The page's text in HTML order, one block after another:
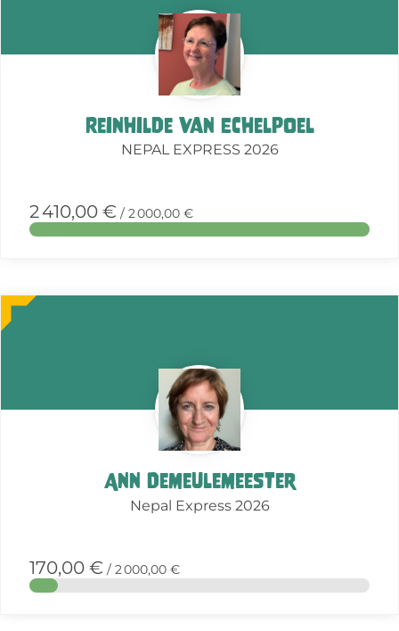
Reinhilde Van Echelpoel
NEPAL EXPRESS 2026
2 410,00 € / 2 000,00 €
Ann Demeulemeester
Nepal Express 2026
170,00 € / 2 000,00 €
More
about